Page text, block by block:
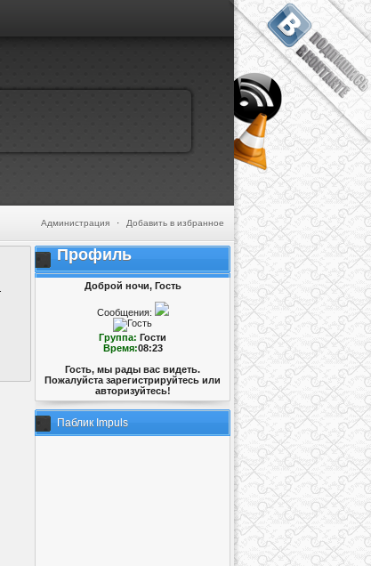
Администрация · Добавить в избранное
Профиль
Доброй ночи, Гость
Сообщения:
Группа: Гости
Время:08:23
Гость, мы рады вас видеть.
Пожалуйста зарегистрируйтесь или
авторизуйтесь!
Паблик Impuls